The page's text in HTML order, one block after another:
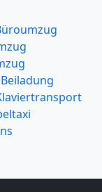
Beiladung